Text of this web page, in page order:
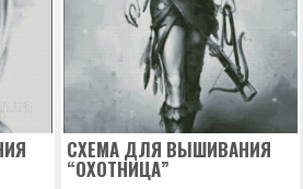
СХЕМА ДЛЯ ВЫШИВАНИЯ
“ОХОТНИЦА”